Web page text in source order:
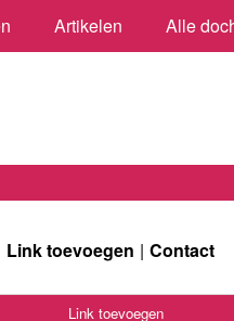
Artikelen Alle
Link toevoegen Contact
Link toevoegen